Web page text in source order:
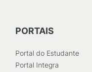
PORTAIS
Portal do Estudante
Portal Integra